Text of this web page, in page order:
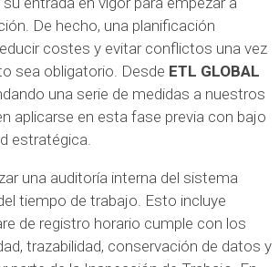
De hecho, una planificación
costes y evitar conflictos una vez
sea obligatorio. Desde ETL GLOBAL
una serie de medidas a nuestros
aplicarse en esta fase previa con bajo
estratégica.
una auditoría interna del sistema
tiempo de trabajo. Esto incluye
de registro horario cumple con los
trazabilidad, conservación de datos y